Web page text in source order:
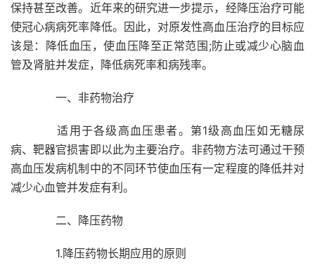
保持甚至改善。近年来的研究进一步提示，经降压治疗可能
使冠心病病死率降低。因此，对原发性高血压治疗的目标应
该是：降低血压，使血压降至正常范围;防止或减少心脑血
管及肾脏并发症，降低病死率和病残率。
一、非药物治疗
适用于各级高血压患者。第1级高血压如无糖尿
病、靶器官损害即以此为主要治疗。非药物方法可通过干预
高血压发病机制中的不同环节使血压有一定程度的降低并对
减少心血管并发症有利。
二、降压药物
1.降压药物长期应用的原则